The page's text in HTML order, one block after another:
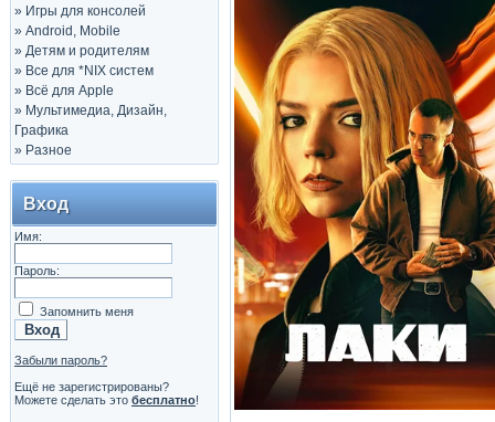
» Игры для консолей
» Android, Mobile
» Детям и родителям
» Все для *NIX систем
» Всё для Apple
» Мультимедиа, Дизайн,
Графика
» Разное
Вход
Имя:
Пароль:
Запомнить меня
Забыли пароль?
Ещё не зарегистрированы?
Можете сделать это бесплатно!